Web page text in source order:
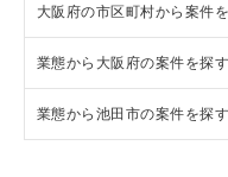
フランス料理の居抜き売
イタリア料理の居抜き売
中華の居抜き売却物件の案
東京23区の飲食店の居抜
東京都下の飲食店の居抜
千葉県の飲食店の居抜き
大阪府の市区町村から案件
大阪市北区の飲食店の居
大阪市中央区の飲食店の
業態から大阪府の案件を探す
大阪府のラーメンの居抜
業態から池田市の案件を探す